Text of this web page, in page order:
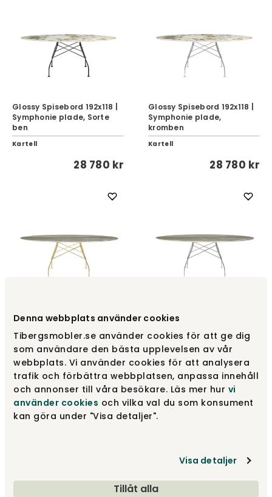
Denna webbplats använder cookies
Tibergsmobler.se använder cookies för att ge dig
som användare den bästa upplevelsen av vår
webbplats. Vi använder cookies för att analysera
trafik och förbättra webbplatsen, anpassa innehåll
och annonser till våra besökare. Läs mer hur vi
använder cookies och vilka val du som konsument
kan göra under "Visa detaljer".
Visa detaljer
Tillåt alla
Glossy Spisebord 192x118 |
Symphonie plade, Sorte
ben
Kartell
28 780 kr
Glossy Spisebord 192x118 |
Symphonie plade,
kromben
Kartell
28 780 kr
Tropical Grey plade,
Kartell
33 160 kr
Tropical Grey plade,
Kartell
28 780 kr